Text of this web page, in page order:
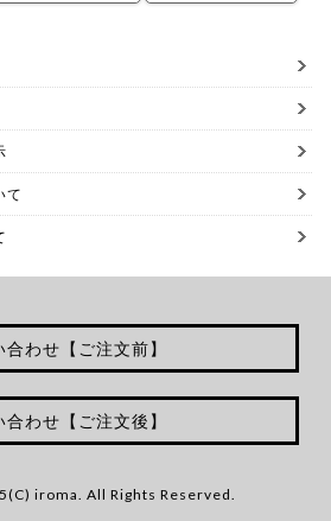
て
合わせ【ご注文前】
合わせ【ご注文後】
iroma. All Rights Reserved.